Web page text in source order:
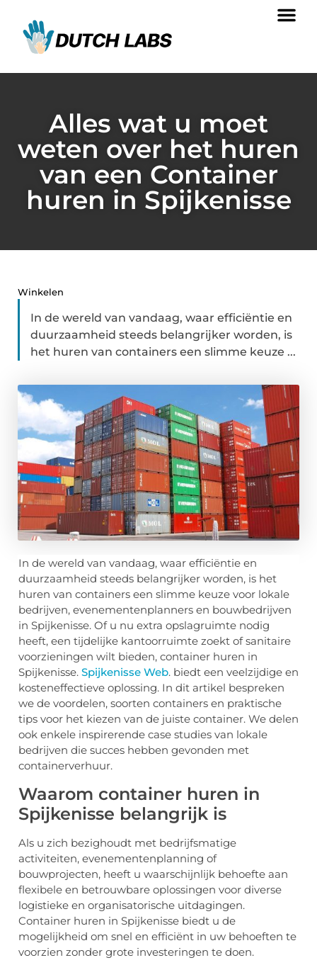
Alles wat u moet
weten over het huren
van een Container
huren in Spijkenisse
Winkelen
In de wereld van vandaag, waar efficiëntie en
duurzaamheid steeds belangrijker worden, is
het huren van containers een slimme keuze ...
In de wereld van vandaag, waar efficiëntie en
duurzaamheid steeds belangrijker worden, is het
huren van containers een slimme keuze voor lokale
bedrijven, evenementenplanners en bouwbedrijven
in Spijkenisse. Of u nu extra opslagruimte nodig
heeft, een tijdelijke kantoorruimte zoekt of sanitaire
voorzieningen wilt bieden, container huren in
Spijkenisse. Spijkenisse Web. biedt een veelzijdige en
kosteneffectieve oplossing. In dit artikel bespreken
we de voordelen, soorten containers en praktische
tips voor het kiezen van de juiste container. We delen
ook enkele inspirerende case studies van lokale
bedrijven die succes hebben gevonden met
containerverhuur.
Waarom container huren in
Spijkenisse belangrijk is
Als u zich bezighoudt met bedrijfsmatige
activiteiten, evenementenplanning of
bouwprojecten, heeft u waarschijnlijk behoefte aan
flexibele en betrouwbare oplossingen voor diverse
logistieke en organisatorische uitdagingen.
Container huren in Spijkenisse biedt u de
mogelijkheid om snel en efficiënt in uw behoeften te
voorzien zonder grote investeringen te doen.